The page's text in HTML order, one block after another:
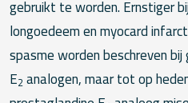
gebruikt te worden. Ernstiger
longoedeem en myocard
spasme worden beschreven
E2analogen, maar tot op